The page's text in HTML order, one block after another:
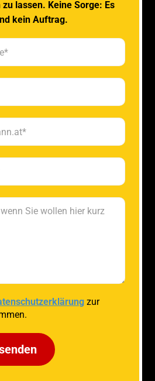
lassen. Keine Sorge: Es
kein Auftrag.
zur